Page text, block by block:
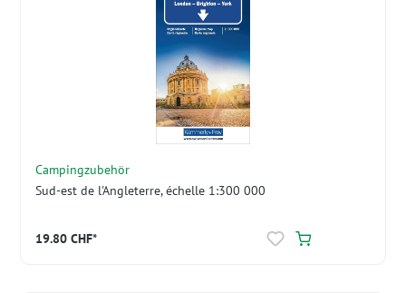
Campingzubehör
Sud-est de l'Angleterre, échelle 1:300 000
19.80 CHF*